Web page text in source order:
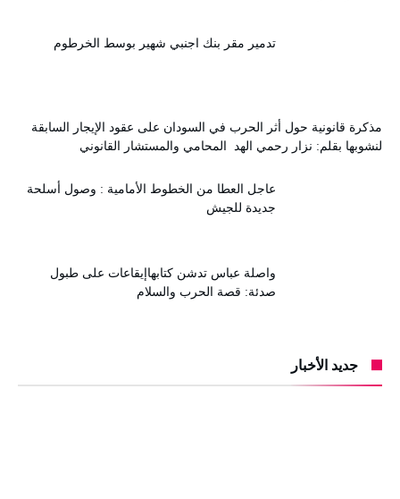
تدمير مقر بنك اجنبي شهير بوسط الخرطوم
مذكرة قانونية حول أثر الحرب في السودان على عقود الإيجار السابقة
لنشوبها بقلم: نزار رحمي الهد المحامي والمستشار القانوني
عاجل العطا من الخطوط الأمامية : وصول أسلحة
جديدة للجيش
واصلة عباس تدشن كتابهاإيقاعات على طبول
صدئة: قصة الحرب والسلام
جديد الأخبار